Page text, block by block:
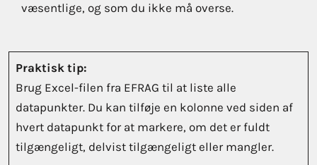
væsentlige, og som du ikke må overse.
Praktisk tip:
Brug Excel-filen fra EFRAG til at liste alle
datapunkter. Du kan tilføje en kolonne ved siden af
hvert datapunkt for at markere, om det er fuldt
tilgængeligt, delvist tilgængeligt eller mangler.